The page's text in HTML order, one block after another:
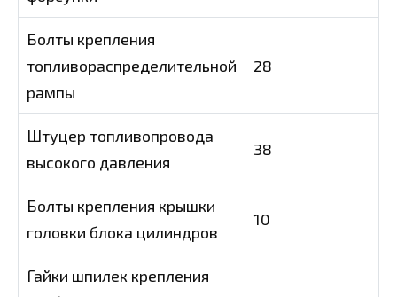
Болты крепления
топливораспределительной
рампы
28
Штуцер топливопровода
высокого давления
38
Болты крепления крышки
головки блока цилиндров
10
Гайки шпилек крепления